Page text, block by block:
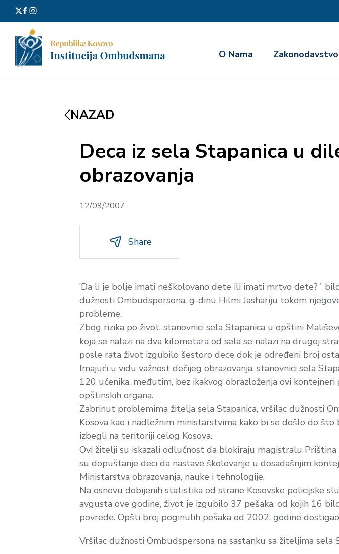
О Nama Zakonodavstvo
NAZAD
Deca iz sela Stapanica u
obrazovanja
12/09/2007
Share
’Da li je bolje imati neškolovano dete ili imati mrtvo dete?´
dužnosti Ombudspersona, g-dinu Hilmi Jashariju tokom
probleme.
Zbog rizika po život, stanovnici sela Stapanica u opštini
koja se nalazi na dva kilometara od sela se nalazi na drugoj
posle rata život izgubilo šestoro dece dok je određeni broj
Imajući u vidu važnost dečijeg obrazovanja, stanovnici sela
120 učenika, međutim, bez ikakvog obrazloženja ovi
opštinskih organa.
Zabrinut problemima žitelja sela Stapanica, vršilac dužnosti
Kosova kao i nadležnim ministarstvima kako bi se došlo do
izbegli na teritoriji celog Kosova.
Ovi žitelji su iskazali odlučnost da blokiraju magistralu
su dopuštanje deci da nastave školovanje u dosadašnjim
Ministarstva obrazovanja, nauke i tehnologije.
Na osnovu dobijenih statistika od strane Kosovske policijske
avgusta ove godine, život je izgubilo 37 pešaka, od kojih 16
povrede. Opšti broj poginulih pešaka od 2002. godine
Vršilac dužnosti Ombudspersona na sastanku sa žiteljima sela